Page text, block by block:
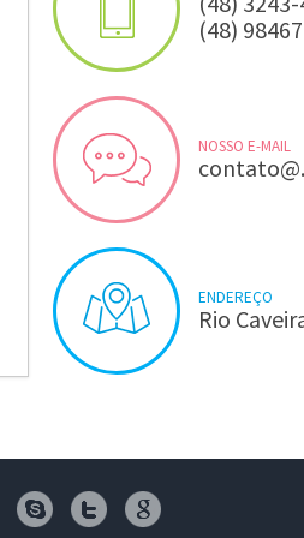
(48)
NOSSO E-MAIL
ENDEREÇO
Rio